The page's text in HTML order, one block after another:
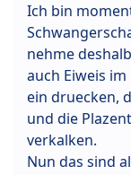
Ich bin
nehme
auch Eiweis
ein druecken,
und die
verkalken.
Nun das sind